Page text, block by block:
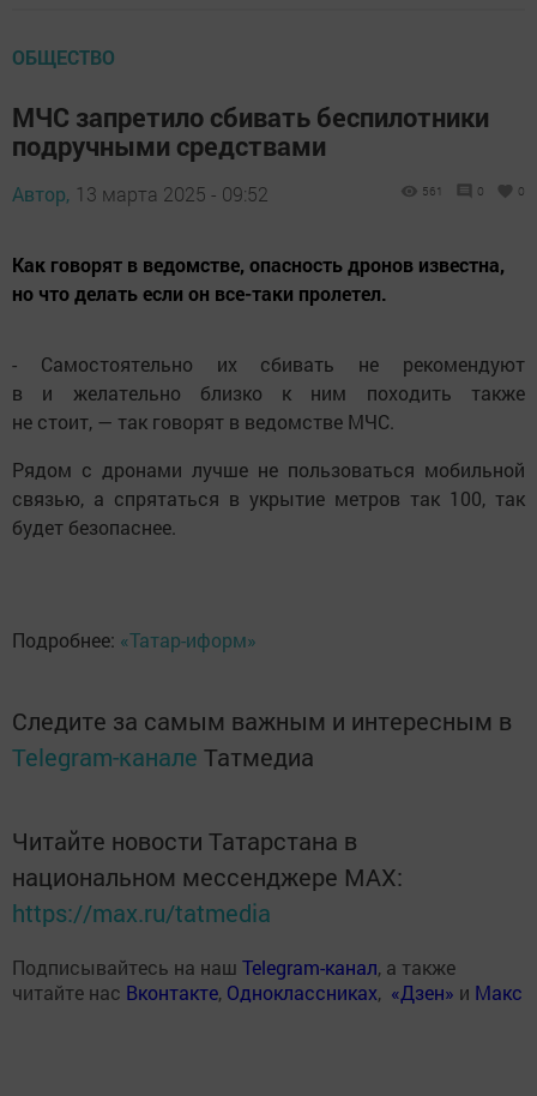
ОБЩЕСТВО
МЧС запретило сбивать беспилотники
подручными средствами
Автор, 13 марта 2025 - 09:52 561 0 0
Как говорят в ведомстве, опасность дронов известна,
но что делать если он все-таки пролетел.
- Самостоятельно их сбивать не рекомендуют
в и желательно близко к ним походить также
не стоит, — так говорят в ведомстве МЧС.
Рядом с дронами лучше не пользоваться мобильной
связью, а спрятаться в укрытие метров так 100, так
будет безопаснее.
Подробнее: «Татар-иформ»
Следите за самым важным и интересным в
Telegram-канале Татмедиа
Читайте новости Татарстана в
национальном мессенджере MАХ:
https://max.ru/tatmedia
Подписывайтесь на наш Telegram-канал, а также
читайте нас Вконтакте, Одноклассниках, «Дзен» и Макс